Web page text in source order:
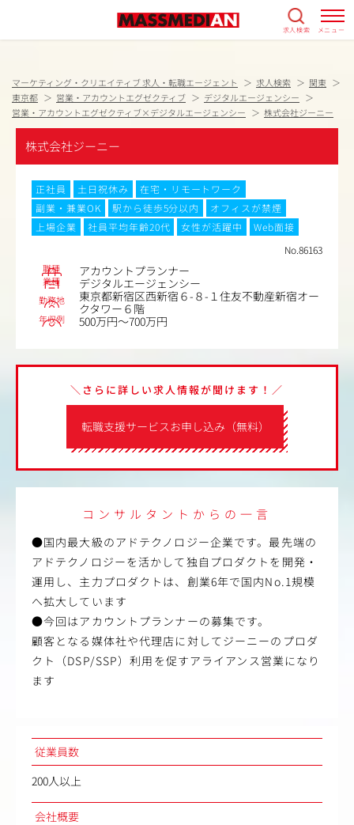
求人検索 メニュー
マーケティング・クリエイティブ 求人・転職エージェント 求人検索
関東
東京都
営業・アカウントエグゼクティブ
デジタルエージェンシー
営業・アカウントエグゼクティブ×デジタルエージェンシー
株式会社ジーニー
株式会社ジーニー
正社員 土日祝休み
在宅・リモートワーク
副業・兼業OK
駅から徒歩5分以内
オフィスが禁煙
上場企業
社員平均年齢20代 女性が活躍中
Web面接
No.86163
職種 アカウントプランナー
業種 デジタルエージェンシー
勤務地
東京都新宿区西新宿６-８-１住友不動産新宿オー
クタワー６階
年収例 500万円～700万円
転職支援サービスお申し込み（無料）
＼さらに詳しい求人情報が聞けます！／
コンサルタントからの一言
●国内最大級のアドテクノロジー企業です。最先端の
アドテクノロジーを活かして独自プロダクトを開発・
運用し、主力プロダクトは、創業6年で国内No.1規模
へ拡大しています
●今回はアカウントプランナーの募集です。
顧客となる媒体社や代理店に対してジーニーのプロダ
クト（DSP/SSP）利用を促すアライアンス営業になり
ます
従業員数
200人以上
会社概要